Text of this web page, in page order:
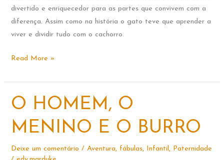
divertido e enriquecedor para as partes que convivem com a
diferença. Assim como na história o gato teve que aprender a
viver e dividir tudo com o cachorro.
O
GATO
Read More »
O HOMEM, O
MENINO E O BURRO
Deixe um comentário /Aventura, fábulas, Infantil, Paternidade